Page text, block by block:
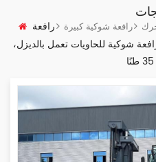
رافعة شوكية كبيرة
رافعة
شوكية للحاويات تعمل بالديزل،